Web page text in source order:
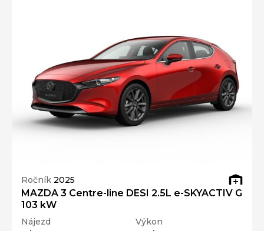
Ročník 2025
MAZDA 3 Centre-line DESI 2.5L e-SKYACTIV G
103 kW
Nájezd
Výkon